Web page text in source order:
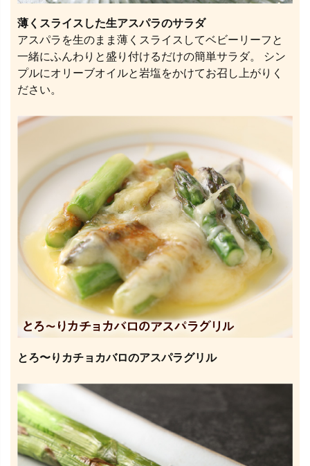
薄くスライスした生アスパラのサラダ
アスパラを生のまま薄くスライスしてベビーリーフと
一緒にふんわりと盛り付けるだけの簡単サラダ。 シン
プルにオリーブオイルと岩塩をかけてお召し上がりく
ださい。
とろ〜りカチョカバロのアスパラグリル